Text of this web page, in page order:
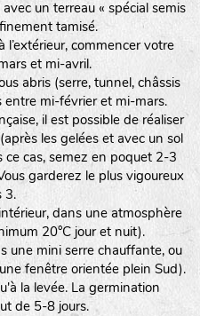
un terreau « spécial semis
tamisé.
l’extérieur, commencer votre
et mi-avril.
abris (serre, tunnel, châssis
entre mi-février et mi-mars.
il est possible de réaliser
les gelées et avec un sol
cas, semez en poquet 2-3
garderez le plus vigoureux
3.
dans une atmosphère
20°C jour et nuit).
une mini serre chauffante, ou
fenêtre orientée plein Sud).
la levée. La germination
de 5-8 jours.